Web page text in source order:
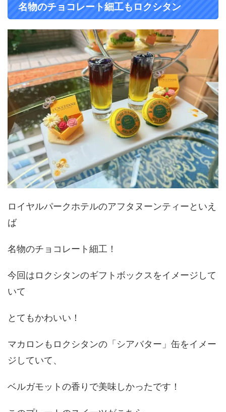
名物のチョコレート細工もロクシタン
ロイヤルパークホテルのアフタヌーンティーといえ
ば
名物のチョコレート細工！
今回はロクシタンのギフトボックスをイメージして
いて
とてもかわいい！
マカロンもロクシタンの「シアバター」缶をイメー
ジしていて、
ベルガモットの香りで美味しかったです！